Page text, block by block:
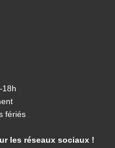
fériés
les réseaux sociaux !